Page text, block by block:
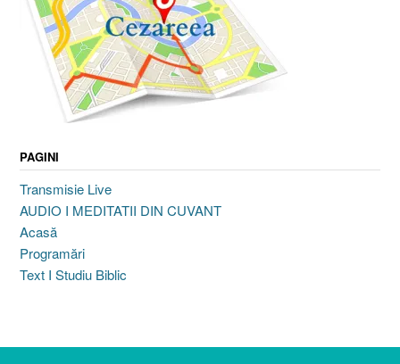
PAGINI
Transmisie Live
AUDIO I MEDITATII DIN CUVANT
Acasă
Programări
Text I Studiu Biblic